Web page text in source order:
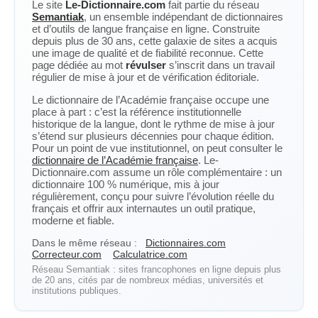
Le site Le-Dictionnaire.com fait partie du réseau
Semantiak, un ensemble indépendant de dictionnaires
et d’outils de langue française en ligne. Construite
depuis plus de 30 ans, cette galaxie de sites a acquis
une image de qualité et de fiabilité reconnue. Cette
page dédiée au mot révulser s’inscrit dans un travail
régulier de mise à jour et de vérification éditoriale.
Le dictionnaire de l’Académie française occupe une
place à part : c’est la référence institutionnelle
historique de la langue, dont le rythme de mise à jour
s’étend sur plusieurs décennies pour chaque édition.
Pour un point de vue institutionnel, on peut consulter le
dictionnaire de l’Académie française. Le-
Dictionnaire.com assume un rôle complémentaire : un
dictionnaire 100 % numérique, mis à jour
régulièrement, conçu pour suivre l’évolution réelle du
français et offrir aux internautes un outil pratique,
moderne et fiable.
Dans le même réseau :
Dictionnaires.com
Correcteur.com
Calculatrice.com
Réseau Semantiak : sites francophones en ligne depuis plus
de 20 ans, cités par de nombreux médias, universités et
institutions publiques.